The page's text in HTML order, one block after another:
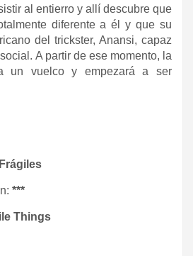
al entierro y allí descubre que
diferente a él y que su
del trickster, Anansi, capaz
A partir de ese momento, la
un vuelco y empezará a ser
***
Things